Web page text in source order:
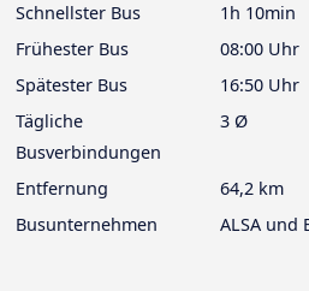
Schnellster Bus
1h 10min
Frühester Bus
08:00 Uhr
Spätester Bus
16:50 Uhr
Tägliche
Busverbindungen
3 Ø
Entfernung
64,2 km
Busunternehmen
ALSA und